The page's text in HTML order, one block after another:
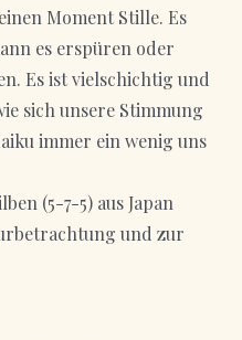
Moment Stille. Es
es erspüren oder
Es ist vielschichtig und
sich unsere Stimmung
immer ein wenig uns
(5-7-5) aus Japan
und zur